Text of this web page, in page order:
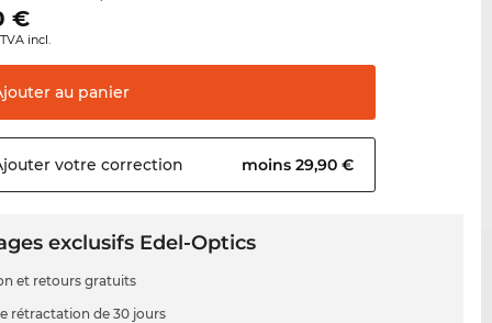
€
incl.
au panier
votre correction moins 29,90 €
exclusifs Edel-Optics
et retours gratuits
rétractation de 30 jours